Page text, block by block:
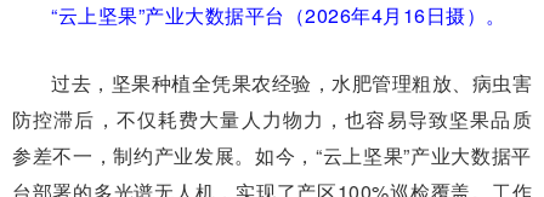
“云上坚果”产业大数据平台（2026年4月16日摄）。
过去，坚果种植全凭果农经验，水肥管理粗放、病虫害
防控滞后，不仅耗费大量人力物力，也容易导致坚果品质
参差不一，制约产业发展。如今，“云上坚果”产业大数据平